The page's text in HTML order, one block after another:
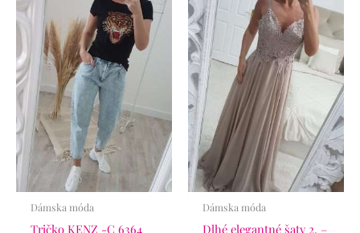
Dámska móda
Tričko KENZ -C 6364
Dámska móda
Dlhé elegantné šaty 2. –